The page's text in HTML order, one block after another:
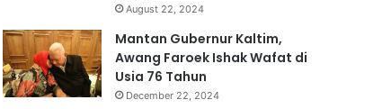
August 22, 2024
Mantan Gubernur Kaltim,
Awang Faroek Ishak Wafat di
Usia 76 Tahun
December 22, 2024